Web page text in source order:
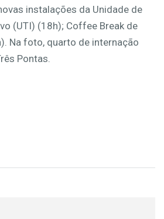
instalações da Unidade de
(UTI) (18h); Coffee Break de
Na foto, quarto de internação
Pontas.